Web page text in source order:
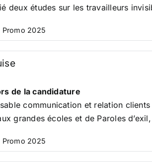
deux études sur les travailleurs
Promo 2025
de la candidature
communication et relation
grandes écoles et de Paroles
Promo 2025